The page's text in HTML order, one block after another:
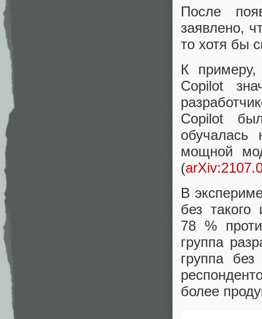
После
заявлено,
то хотя бы
К
Copilot
Copilot
мощной
(
В
без
78 %
группа
группа
более